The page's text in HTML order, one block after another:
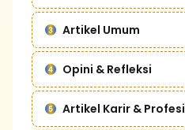
Artikel Umum
Opini & Refleksi
Artikel Karir & Profesi